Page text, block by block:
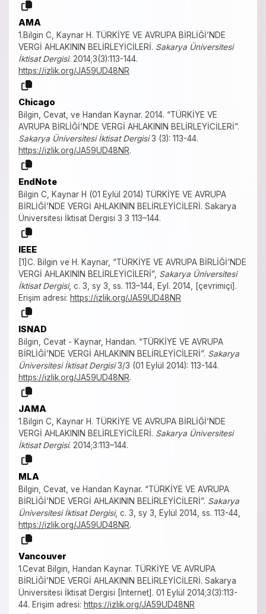
AMA
1.Bilgin C, Kaynar H. TÜRKİYE VE AVRUPA BİRLİĞİ’NDE
VERGİ AHLAKININ BELİRLEYİCİLERİ. Sakarya Üniversitesi
İktisat Dergisi. 2014;3(3):113-144.
https://izlik.org/JA59UD48NR
Chicago
Bilgin, Cevat, ve Handan Kaynar. 2014. “TÜRKİYE VE
AVRUPA BİRLİĞİ’NDE VERGİ AHLAKININ BELİRLEYİCİLERİ”.
Sakarya Üniversitesi İktisat Dergisi3 (3): 113-44.
https://izlik.org/JA59UD48NR.
EndNote
Bilgin C, Kaynar H (01 Eylül 2014) TÜRKİYE VE AVRUPA
BİRLİĞİ’NDE VERGİ AHLAKININ BELİRLEYİCİLERİ. Sakarya
Üniversitesi İktisat Dergisi 3 3 113–144.
IEEE
[1]C. Bilgin ve H. Kaynar, “TÜRKİYE VE AVRUPA BİRLİĞİ’NDE
VERGİ AHLAKININ BELİRLEYİCİLERİ”, Sakarya Üniversitesi
İktisat Dergisi, c. 3, sy 3, ss. 113–144, Eyl. 2014, [çevrimiçi].
Erişim adresi: https://izlik.org/JA59UD48NR
ISNAD
Bilgin, Cevat - Kaynar, Handan. “TÜRKİYE VE AVRUPA
BİRLİĞİ’NDE VERGİ AHLAKININ BELİRLEYİCİLERİ”. Sakarya
Üniversitesi İktisat Dergisi3/3 (01 Eylül 2014): 113-144.
https://izlik.org/JA59UD48NR.
JAMA
1.Bilgin C, Kaynar H. TÜRKİYE VE AVRUPA BİRLİĞİ’NDE
VERGİ AHLAKININ BELİRLEYİCİLERİ. Sakarya Üniversitesi
İktisat Dergisi. 2014;3:113–144.
MLA
Bilgin, Cevat, ve Handan Kaynar. “TÜRKİYE VE AVRUPA
BİRLİĞİ’NDE VERGİ AHLAKININ BELİRLEYİCİLERİ”. Sakarya
Üniversitesi İktisat Dergisi, c. 3, sy 3, Eylül 2014, ss. 113-44,
https://izlik.org/JA59UD48NR.
Vancouver
1.Cevat Bilgin, Handan Kaynar. TÜRKİYE VE AVRUPA
BİRLİĞİ’NDE VERGİ AHLAKININ BELİRLEYİCİLERİ. Sakarya
Üniversitesi İktisat Dergisi [Internet]. 01 Eylül 2014;3(3):113-
44. Erişim adresi: https://izlik.org/JA59UD48NR